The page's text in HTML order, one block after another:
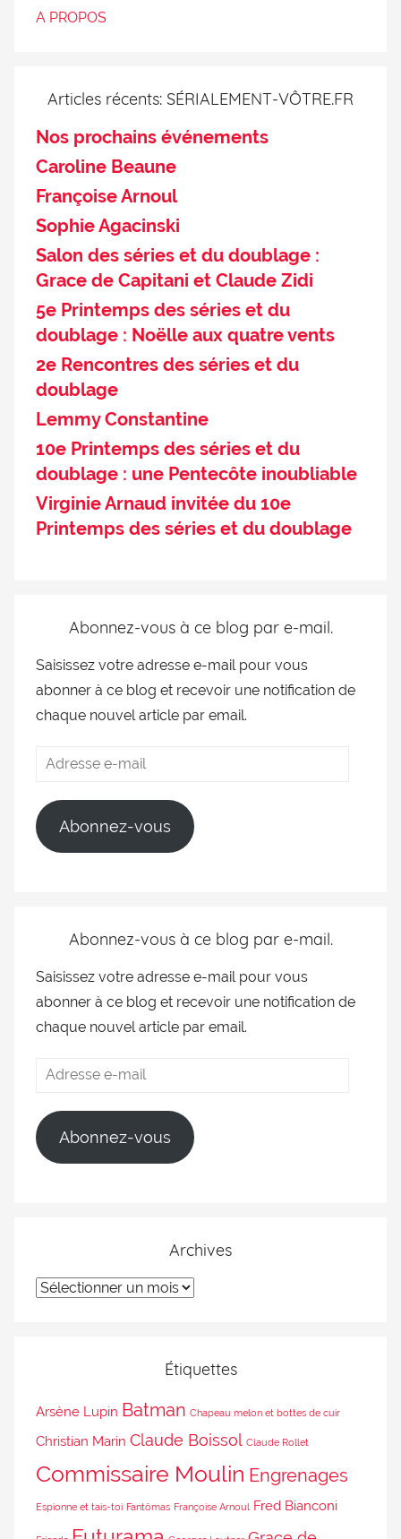
A PROPOS
Articles récents: SÉRIALEMENT-VÔTRE.FR
Nos prochains événements
Caroline Beaune
Françoise Arnoul
Sophie Agacinski
Salon des séries et du doublage :
Grace de Capitani et Claude Zidi
5e Printemps des séries et du
doublage : Noëlle aux quatre vents
2e Rencontres des séries et du
doublage
Lemmy Constantine
10e Printemps des séries et du
doublage : une Pentecôte inoubliable
Virginie Arnaud invitée du 10e
Printemps des séries et du doublage
Abonnez-vous à ce blog par e-mail.
Saisissez votre adresse e-mail pour vous
abonner à ce blog et recevoir une notification de
chaque nouvel article par email.
Abonnez-vous
Abonnez-vous à ce blog par e-mail.
Saisissez votre adresse e-mail pour vous
abonner à ce blog et recevoir une notification de
chaque nouvel article par email.
Abonnez-vous
Archives
Étiquettes
Arsène Lupin Batman Chapeau melon et bottes de cuir
Christian Marin Claude Boissol Claude Rollet
Commissaire Moulin Engrenages
Espionne et tais-toi Fantômas Françoise Arnoul Fred Bianconi